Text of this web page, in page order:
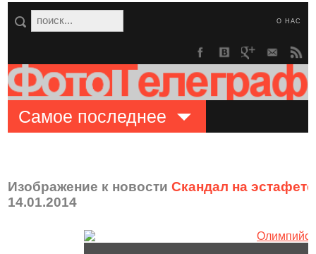
О НАС
Самое последнее
Изображение к новостиСкандал на
14.01.2014